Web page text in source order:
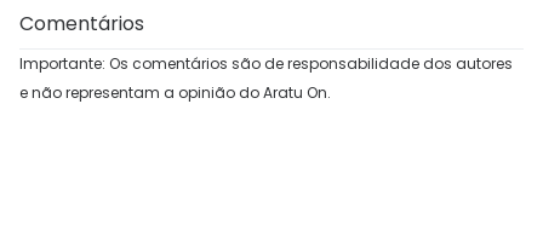
Comentários
Importante: Os comentários são de responsabilidade dos autores
e não representam a opinião do Aratu On.